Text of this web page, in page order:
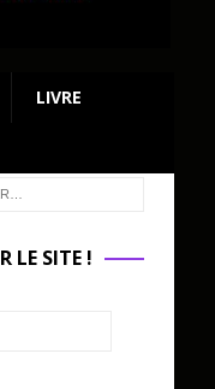
LIVRE
LE SITE !